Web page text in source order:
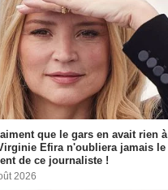
que le gars en avait rien à
Efira n'oubliera jamais le
de ce journaliste !
2026